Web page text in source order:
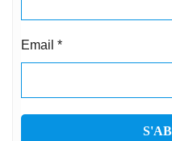
Email *